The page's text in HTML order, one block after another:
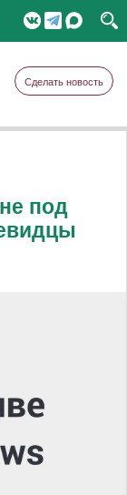
Сделать новость
под